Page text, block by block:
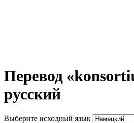
Перевод
русский
Выберите исходный язык